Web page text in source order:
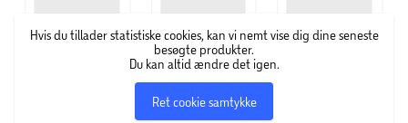
Hvis du tillader statistiske cookies, kan vi nemt vise dig dine seneste
besøgte produkter.
Du kan altid ændre det igen.
Ret cookie samtykke